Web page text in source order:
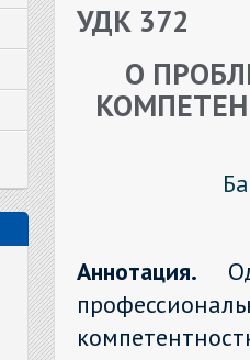
УДК 372
О
Аннотация.